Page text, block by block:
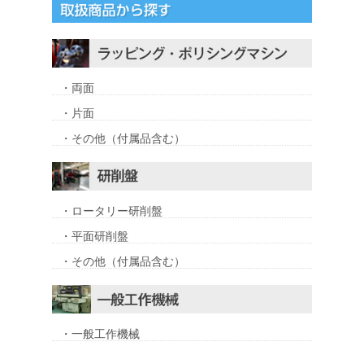
・両面
・片面
・その他（付属品含む）
・ロータリー研削盤
・平面研削盤
・その他（付属品含む）
・一般工作機械